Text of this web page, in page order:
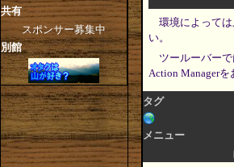
環境によって
い。
ツールーバー
Action Managerを
タグ
メニュー
共有
スポンサー募集中
別館